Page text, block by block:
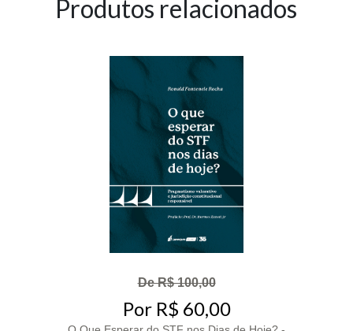
Produtos relacionados
De R$ 100,00
Por R$ 60,00